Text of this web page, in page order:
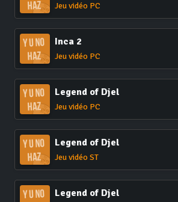
Jeu vidéo PC
Inca 2
Jeu vidéo PC
Legend of Djel
Jeu vidéo PC
Legend of Djel
Jeu vidéo ST
Legend of Djel